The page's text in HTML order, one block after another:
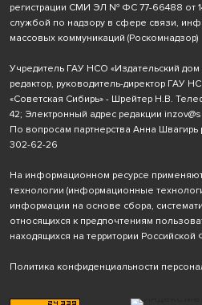
регистрации СМИ ЭЛ № ФС 77-66488 от
службой по надзору в сфере связи,
массовых коммуникаций (Роскомнадзор)
Учредитель ГАУ НСО «Издательский дом
редактор, руководитель-директор ГАУ
«Советская Сибирь» - Шрейтер Н.В.
42; Электронный адрес редакции
По вопросам партнерства Анна Швагирь
302-62-26
На информационном ресурсе
технологии (информационные
информации на основе сбора,
относящихся к предпочтениям
находящихся на территории Российской
Политика конфиденциальности